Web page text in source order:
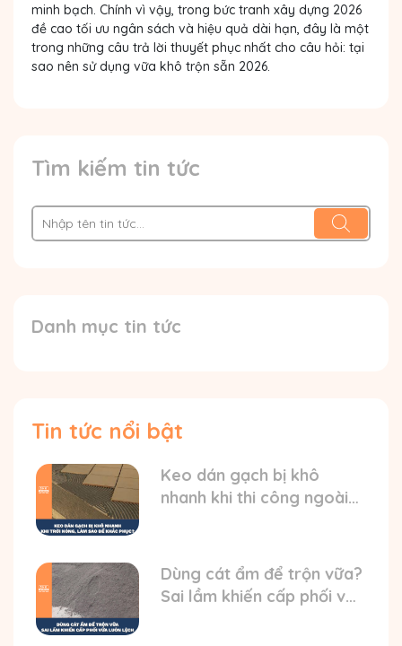
minh bạch. Chính vì vậy, trong bức tranh xây dựng 2026
đề cao tối ưu ngân sách và hiệu quả dài hạn, đây là một
trong những câu trả lời thuyết phục nhất cho câu hỏi: tại
sao nên sử dụng vữa khô trộn sẵn 2026
Tìm kiếm tin tức
Danh mục tin tức
Tin tức nổi bật
Keo dán gạch bị khô
nhanh khi thi công ngoài
Dùng cát ẩm để trộn vữa?
Sai lầm khiến cấp phối vữa